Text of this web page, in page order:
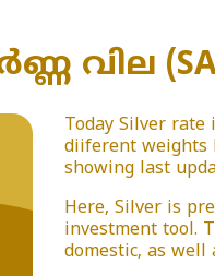
(SAT,
Today Silver rate
diiferent weights
showing last
Here, Silver is
investment tool.
domestic, as